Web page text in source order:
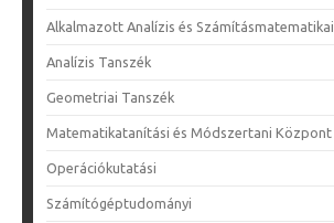
Alkalmazott Analízis és Számításmatematikai
Analízis Tanszék
Geometriai Tanszék
Matematikatanítási és Módszertani Központ
Operációkutatási
Számítógéptudományi